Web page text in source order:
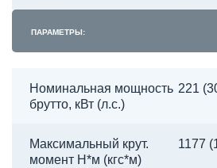
ПАРАМЕТРЫ:
Номинальная мощность
брутто, кВт (л.с.)
221
Максимальный крут.
момент Н*м (кгс*м)
1177